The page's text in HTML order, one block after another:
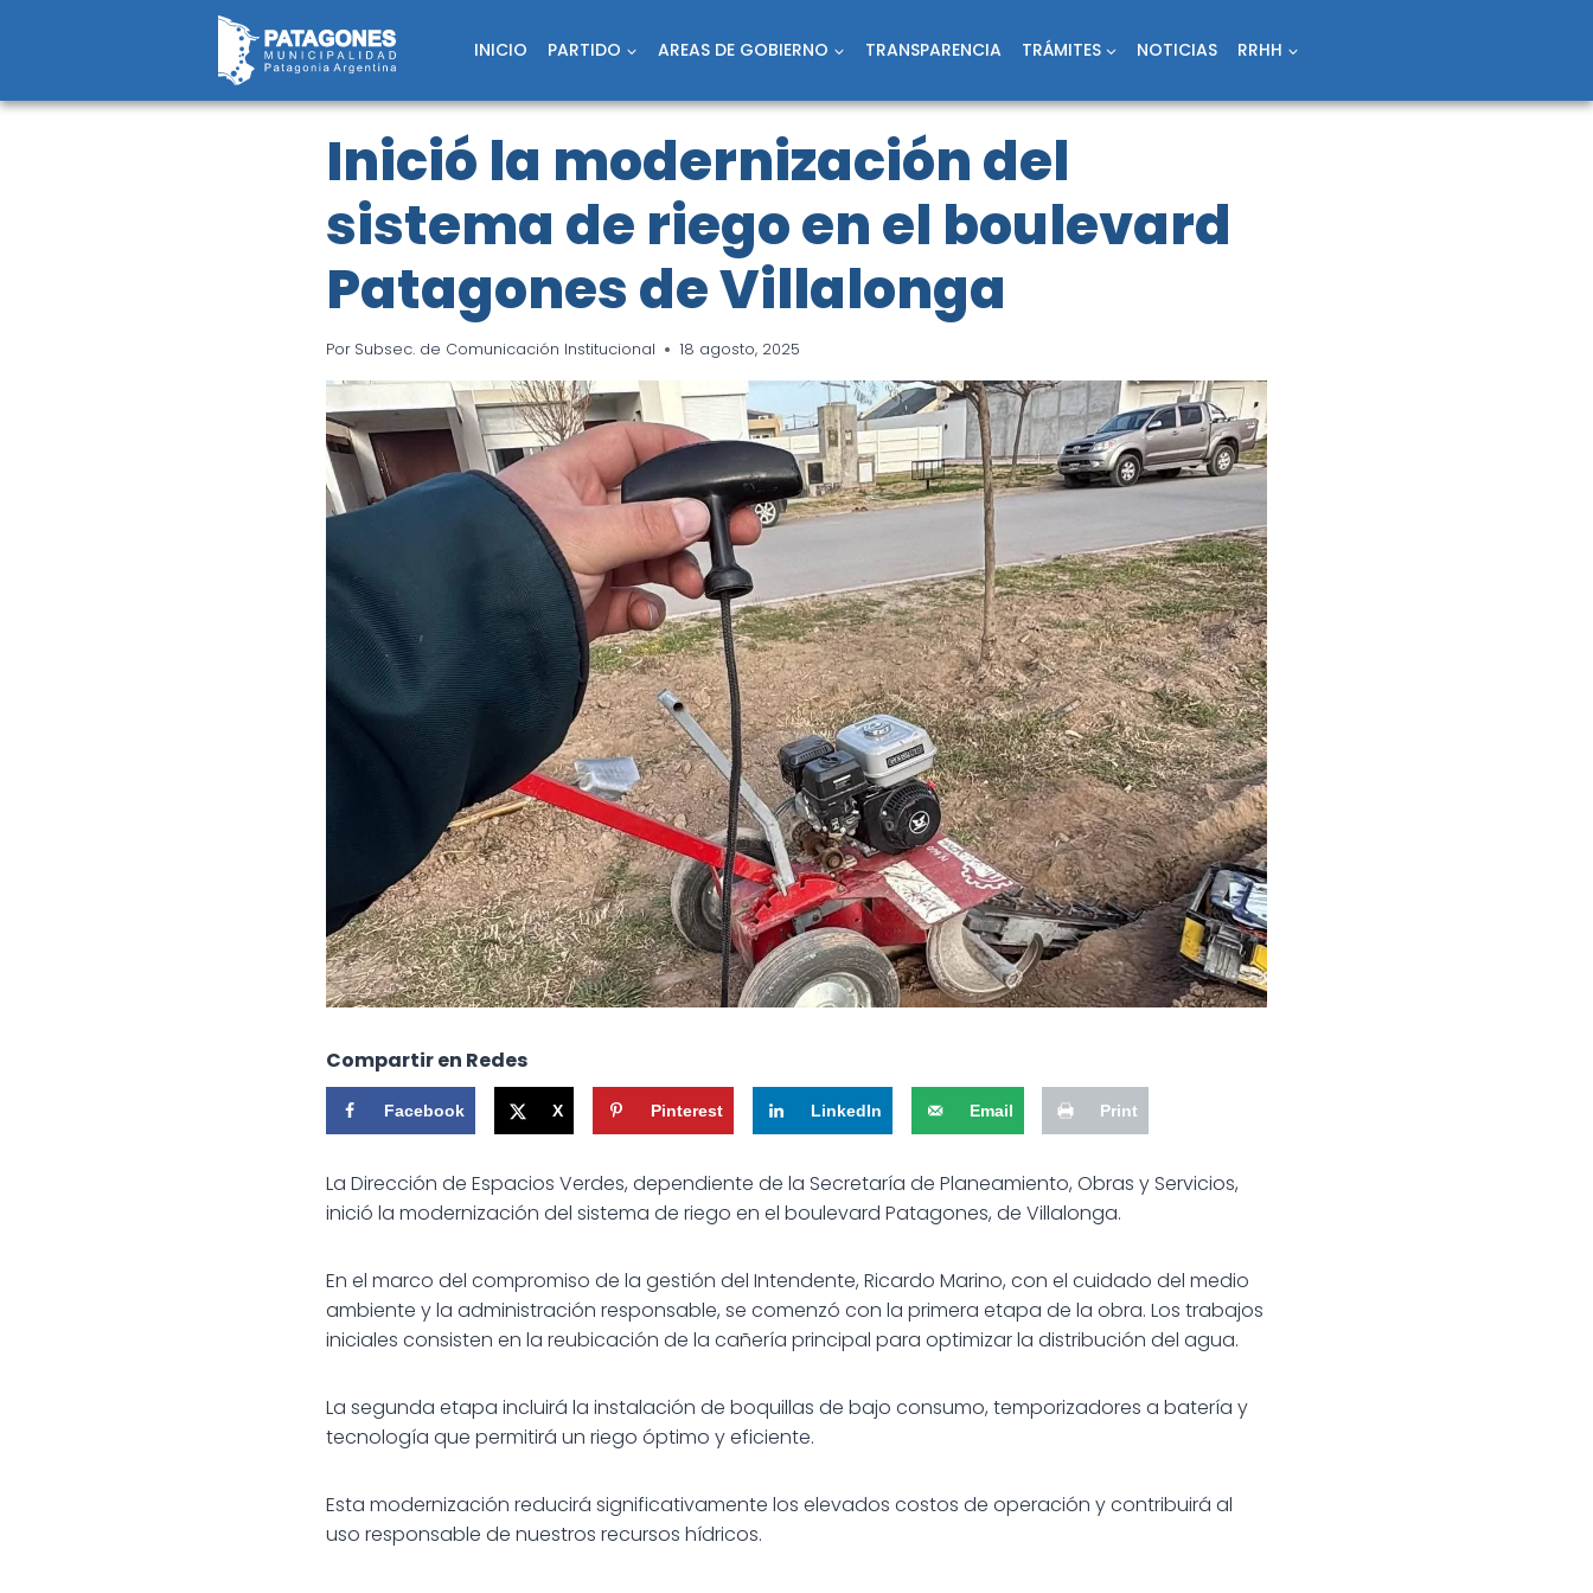
INICIO PARTIDO AREAS DE GOBIERNO TRANSPARENCIA TRÁMITES NOTICIAS RRHH
Inició la modernización del
sistema de riego en el boulevard
Patagones de Villalonga
Por Subsec. de Comunicación Institucional 18 agosto, 2025
Compartir en Redes
Facebook X Pinterest LinkedIn Email Print
La Dirección de Espacios Verdes, dependiente de la Secretaría de Planeamiento, Obras y Servicios,
inició la modernización del sistema de riego en el boulevard Patagones, de Villalonga.
En el marco del compromiso de la gestión del Intendente, Ricardo Marino, con el cuidado del medio
ambiente y la administración responsable, se comenzó con la primera etapa de la obra. Los trabajos
iniciales consisten en la reubicación de la cañería principal para optimizar la distribución del agua.
La segunda etapa incluirá la instalación de boquillas de bajo consumo, temporizadores a batería y
tecnología que permitirá un riego óptimo y eficiente.
Esta modernización reducirá significativamente los elevados costos de operación y contribuirá al
uso responsable de nuestros recursos hídricos.